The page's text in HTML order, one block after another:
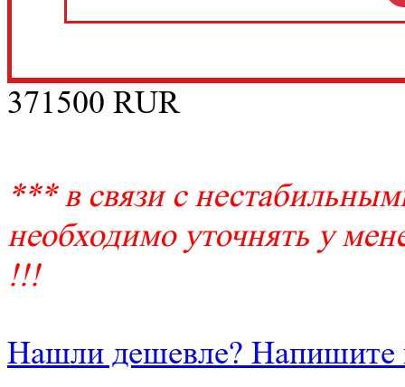
371500 RUR
*** в связи с
необходимо уточнять у
!!!
Нашли дешевле?